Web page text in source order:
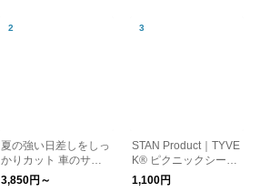
夏の強い日差しをしっ
かりカット 車のサン
シェード / ZECL
3,850円～
STAN Product｜TYVE
K® ピクニックシー
ト レジャーシート
1,100円